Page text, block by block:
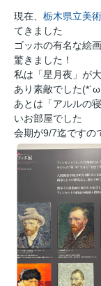
現在、 栃木県立美
てきました
ゴッホの有名な絵
驚きました！
私は「星月夜」が
あり素敵でした
あとは「アルルの
いお部屋でした
会期が9/7迄ですの